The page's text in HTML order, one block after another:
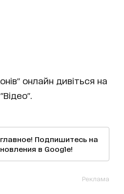
онлайн дивіться на
Подпишитесь на
в Google!
Реклама